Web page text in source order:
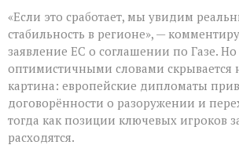
«Если это сработает, мы увидим
стабильность в регионе», —
заявление ЕС о соглашении по Газе. Но
оптимистичными словами скрывается
картина: европейские дипломаты
договорённости о разоружении и
тогда как позиции ключевых игроков
расходятся.